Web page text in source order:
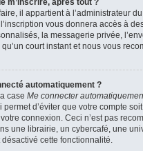
m’inscrire, après tout ?
il appartient à l’administrateur
vous donnera accès à
la messagerie privée,
court instant et nous vous
automatiquement ?
case Me connecter
d’éviter que votre compte
connexion. Ceci n’est pas
une librairie, un cybercafé, une
cette fonctionnalité.